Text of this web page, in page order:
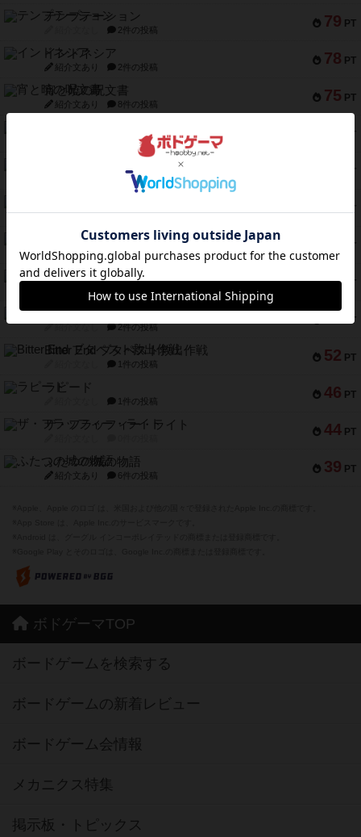
79 PT
テンプテーション
2件の投稿
78 PT
インドネシア
紹介文あり 2件の投稿
75 PT
宵と暁の呪文書
紹介文あり 8件の投稿
PT
9件の投稿
PT
1件の投稿
PT
紹介文なし 1件の投稿
PT
スペクタキュラー
紹介文なし 1件の投稿
59 PT
スモールワールド
PT
ギャンブラー
紹介文なし 2件の投稿
52 PT
Bitter End ブタペスト救出作戦
1件の投稿
46 PT
ラピード
1件の投稿
44 PT
ザ・フラッフィー・ライト
39 PT
ふたつの城の物語
紹介文あり 6件の投稿
ボドゲーマTOP
ボードゲームを検索する
ボードゲームの新着レビュー
ボードゲーム会情報
メカニクス特集
掲示板・トピックス